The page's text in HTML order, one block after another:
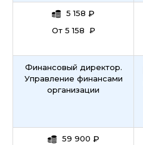
5 158 ₽
От 5 158 ₽
Финансовый директор.
Управление финансами
организации
59 900 ₽